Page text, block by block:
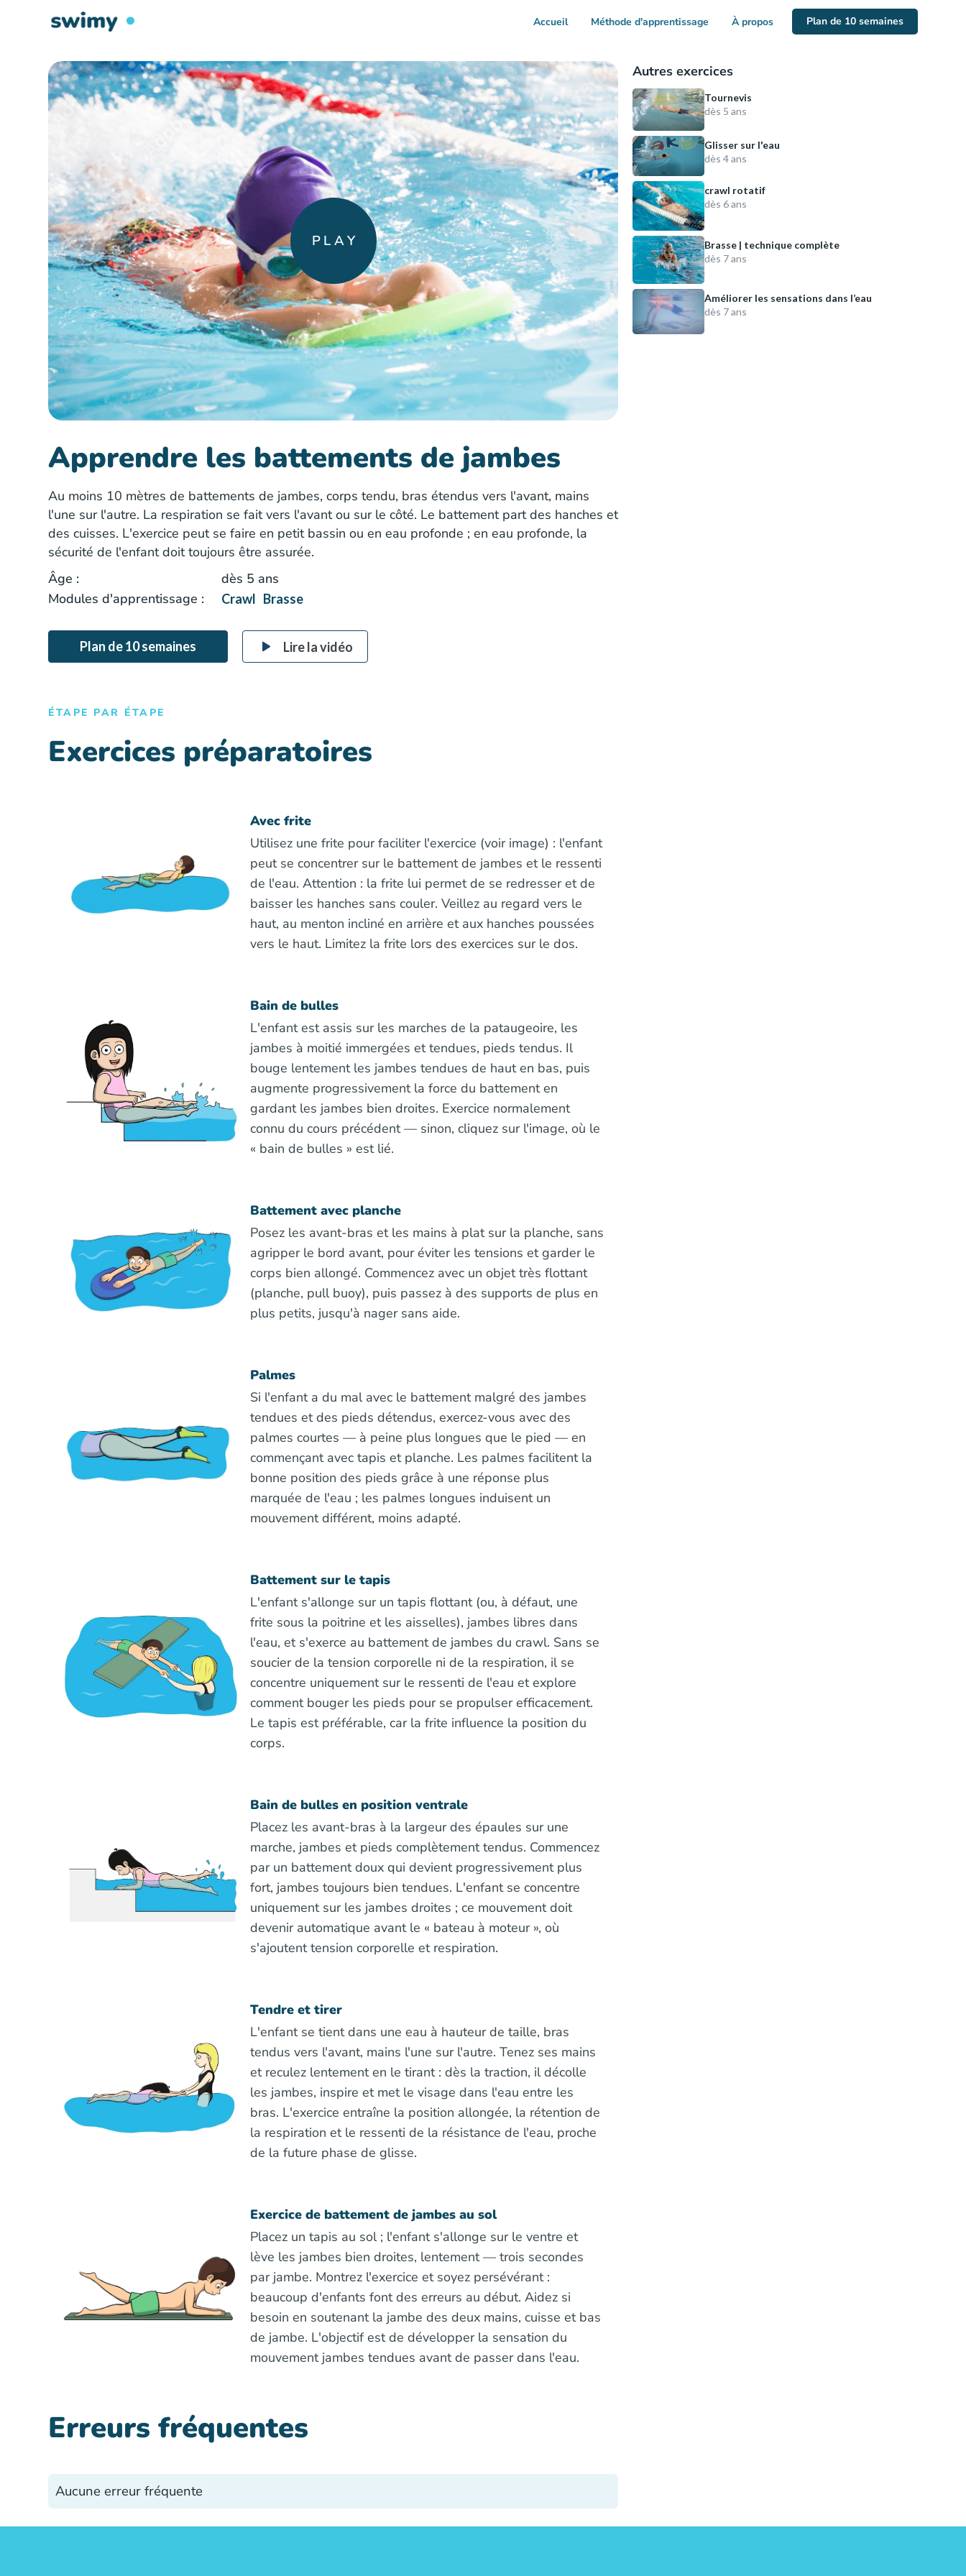
Accueil Méthode d'apprentissage À propos Plan de 10 semaines
PLAY
Apprendre les battements de jambes
Au moins 10 mètres de battements de jambes, corps tendu, bras étendus vers l'avant, mains
l'une sur l'autre. La respiration se fait vers l'avant ou sur le côté. Le battement part des hanches et
des cuisses. L'exercice peut se faire en petit bassin ou en eau profonde ; en eau profonde, la
sécurité de l'enfant doit toujours être assurée.
Âge :
dès 5 ans
Modules d'apprentissage :
Crawl Brasse
Plan de 10 semaines Lire la vidéo
ÉTAPE PAR ÉTAPE
Exercices préparatoires
Avec frite
Utilisez une frite pour faciliter l'exercice (voir image) : l'enfant
peut se concentrer sur le battement de jambes et le ressenti
de l'eau. Attention : la frite lui permet de se redresser et de
baisser les hanches sans couler. Veillez au regard vers le
haut, au menton incliné en arrière et aux hanches poussées
vers le haut. Limitez la frite lors des exercices sur le dos.
Bain de bulles
L'enfant est assis sur les marches de la pataugeoire, les
jambes à moitié immergées et tendues, pieds tendus. Il
bouge lentement les jambes tendues de haut en bas, puis
augmente progressivement la force du battement en
gardant les jambes bien droites. Exercice normalement
connu du cours précédent — sinon, cliquez sur l'image, où le
« bain de bulles » est lié.
Battement avec planche
Posez les avant-bras et les mains à plat sur la planche, sans
agripper le bord avant, pour éviter les tensions et garder le
corps bien allongé. Commencez avec un objet très flottant
(planche, pull buoy), puis passez à des supports de plus en
plus petits, jusqu'à nager sans aide.
Palmes
Si l'enfant a du mal avec le battement malgré des jambes
tendues et des pieds détendus, exercez-vous avec des
palmes courtes — à peine plus longues que le pied — en
commençant avec tapis et planche. Les palmes facilitent la
bonne position des pieds grâce à une réponse plus
marquée de l'eau ; les palmes longues induisent un
mouvement différent, moins adapté.
Battement sur le tapis
L'enfant s'allonge sur un tapis flottant (ou, à défaut, une
frite sous la poitrine et les aisselles), jambes libres dans
l'eau, et s'exerce au battement de jambes du crawl. Sans se
soucier de la tension corporelle ni de la respiration, il se
concentre uniquement sur le ressenti de l'eau et explore
comment bouger les pieds pour se propulser efficacement.
Le tapis est préférable, car la frite influence la position du
corps.
Bain de bulles en position ventrale
Placez les avant-bras à la largeur des épaules sur une
marche, jambes et pieds complètement tendus. Commencez
par un battement doux qui devient progressivement plus
fort, jambes toujours bien tendues. L'enfant se concentre
uniquement sur les jambes droites ; ce mouvement doit
devenir automatique avant le « bateau à moteur », où
s'ajoutent tension corporelle et respiration.
Tendre et tirer
L'enfant se tient dans une eau à hauteur de taille, bras
tendus vers l'avant, mains l'une sur l'autre. Tenez ses mains
et reculez lentement en le tirant : dès la traction, il décolle
les jambes, inspire et met le visage dans l'eau entre les
bras. L'exercice entraîne la position allongée, la rétention de
la respiration et le ressenti de la résistance de l'eau, proche
de la future phase de glisse.
Exercice de battement de jambes au sol
Placez un tapis au sol ; l'enfant s'allonge sur le ventre et
lève les jambes bien droites, lentement — trois secondes
par jambe. Montrez l'exercice et soyez persévérant :
beaucoup d'enfants font des erreurs au début. Aidez si
besoin en soutenant la jambe des deux mains, cuisse et bas
de jambe. L'objectif est de développer la sensation du
mouvement jambes tendues avant de passer dans l'eau.
Erreurs fréquentes
Aucune erreur fréquente
Autres exercices
Tournevis
dès 5 ans
Glisser sur l'eau
dès 4 ans
crawl rotatif
dès 6 ans
Brasse | technique complète
dès 7 ans
Améliorer les sensations dans l’eau
dès 7 ans